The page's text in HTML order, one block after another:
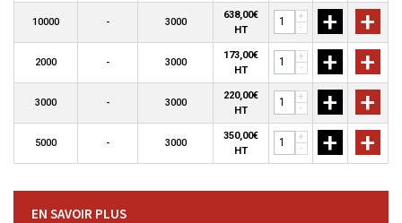
10000 - 3000
638,00€
HT
+
-
+ +
2000 - 3000
173,00€
HT
+
-
+ +
3000 - 3000
220,00€
HT
+
-
+ +
5000 - 3000
350,00€
HT
+
-
+ +
EN SAVOIR PLUS